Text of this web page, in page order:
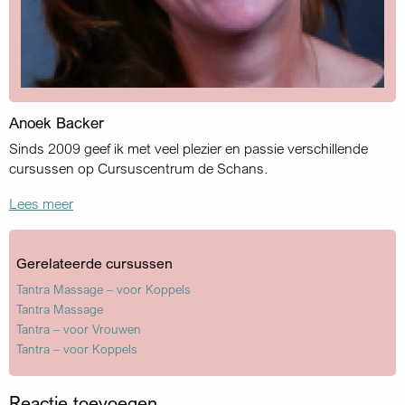
Anoek Backer
Sinds 2009 geef ik met veel plezier en passie verschillende
cursussen op Cursuscentrum de Schans.
Lees meer
Gerelateerde cursussen
Tantra Massage – voor Koppels
Tantra Massage
Tantra – voor Vrouwen
Tantra – voor Koppels